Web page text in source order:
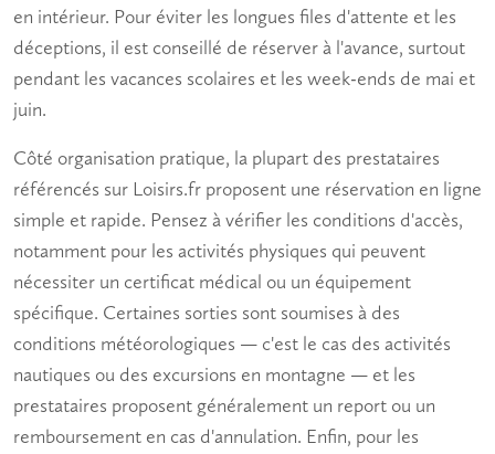
en intérieur. Pour éviter les longues files d'attente et les
déceptions, il est conseillé de réserver à l'avance, surtout
pendant les vacances scolaires et les week-ends de mai et
juin.
Côté organisation pratique, la plupart des prestataires
référencés sur Loisirs.fr proposent une réservation en ligne
simple et rapide. Pensez à vérifier les conditions d'accès,
notamment pour les activités physiques qui peuvent
nécessiter un certificat médical ou un équipement
spécifique. Certaines sorties sont soumises à des
conditions météorologiques — c'est le cas des activités
nautiques ou des excursions en montagne — et les
prestataires proposent généralement un report ou un
remboursement en cas d'annulation. Enfin, pour les